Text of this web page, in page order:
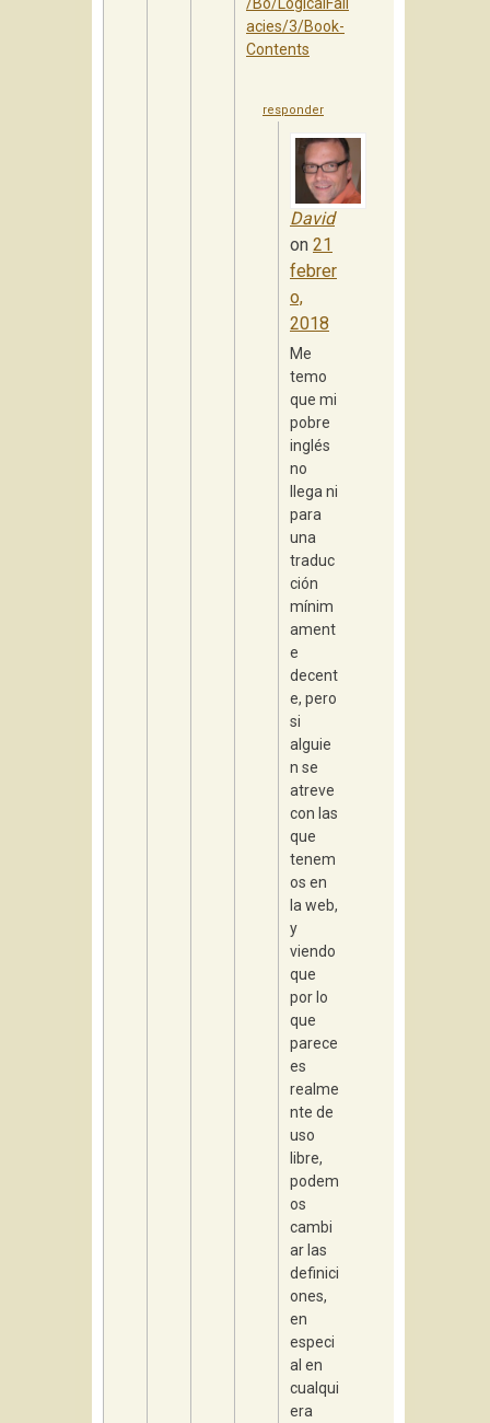
acies/3/Book-
Contents
responder
David
on 21
febrer
o,
2018
Me
temo
que mi
pobre
inglés
no
llega ni
para
una
traduc
ción
mínim
ament
e
decent
e, pero
si
alguie
n se
atreve
con las
que
tenem
os en
la web,
y
viendo
que
por lo
que
parece
es
realme
nte de
uso
libre,
podem
os
cambi
ar las
definici
ones,
en
especi
al en
cualqui
era